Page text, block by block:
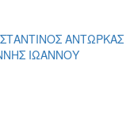
ΑΝΤΩΡΚΑΣ
ΙΩΑΝΝΟΥ